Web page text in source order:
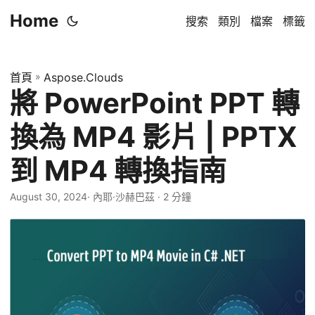
Home 搜索 類別 檔案 標籤
首頁 » Aspose.Clouds
將 PowerPoint PPT 轉
換為 MP4 影片 | PPTX
到 MP4 轉換指南
August 30, 2024· 內耶·沙赫巴茲 · 2 分鐘